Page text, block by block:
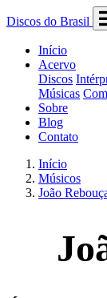
Discos do Brasil
Início
Acervo
Discos
Músicas
Sobre
Blog
Contato
Início
Músicos
João